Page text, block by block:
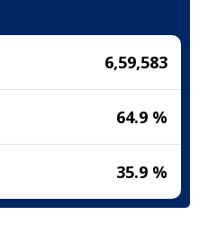
6,59,583
64.9 %
35.9 %